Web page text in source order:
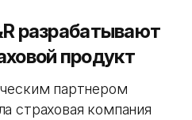
разрабатывают
продукт
партнером
страховая компания